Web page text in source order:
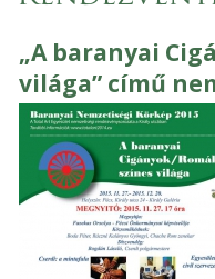
hely
„A baranyai
világa” című